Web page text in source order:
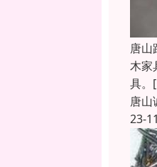
唐山
木家
具。
唐山
23-